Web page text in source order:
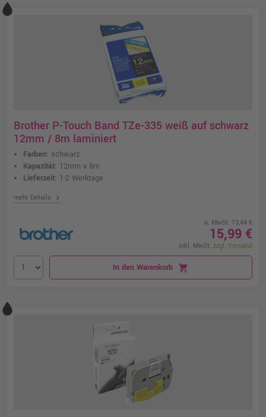
Brother P-Touch Band TZe-335 weiß auf schwarz
12mm / 8m laminiert
Farben: schwarz
Kapazität: 12mm x 8m
Lieferzeit: 1-2 Werktage
mehr Details chevron_right
o. MwSt. 13,44 €
15,99 €
inkl. MwSt. zzgl. Versand
In den Warenkorb shopping_cart